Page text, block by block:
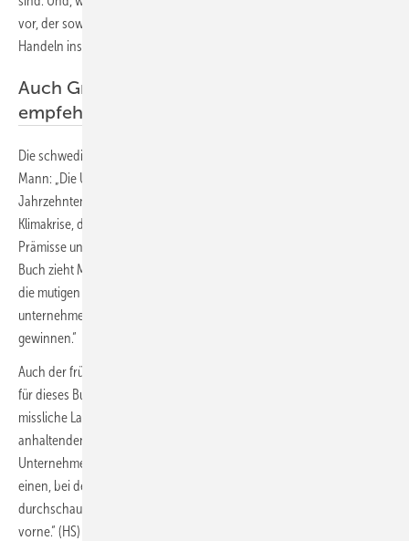
vor, der sowohl realistisch als auch optimistisch ist und die Leser zum
Handeln inspirieren sollte.“
Auch Greta Thunberg und Jerry Brown
empfehlen die Lektüre
Die schwedische Umweltaktivistin Greta Thunberg bescheinigte
Mann: „Die Unternehmen der fossilen Brennstoffe sind seit
Jahrzehnten, länger als ich lebe, die größten Verursacher der
Klimakrise, die meine Generation heute betrifft – all das unter der
Prämisse und des Strebens nach Profit und Wachstum. In seinem
Buch zieht Michael Mann sie zur Rechenschaft, und zeigt uns, wie wir
die mutigen Schritte unternehmen können, die wir alle gemeinsam
unternehmen müssen um den Kampf zur Rettung dieses Planeten zu
gewinnen.“
Auch der frühere kalifornische Gouverneur Jerry Brown machte sich
für dieses Buch stark: „Ohne Umschweife legt Michael Mann unsere
missliche Lage dar und erzählt die erschütternde Geschichte der
anhaltenden Klimaleugnung und der Täuschung durch die
Unternehmen. Wir befinden uns in einem Krieg um den Planeten, aber
einen, bei dem wir jetzt kurz davor sind, zu gewinnen. Und er
durchschaut geschickt die Propaganda und zeigt uns den Weg nach
vorne.“ (HS)